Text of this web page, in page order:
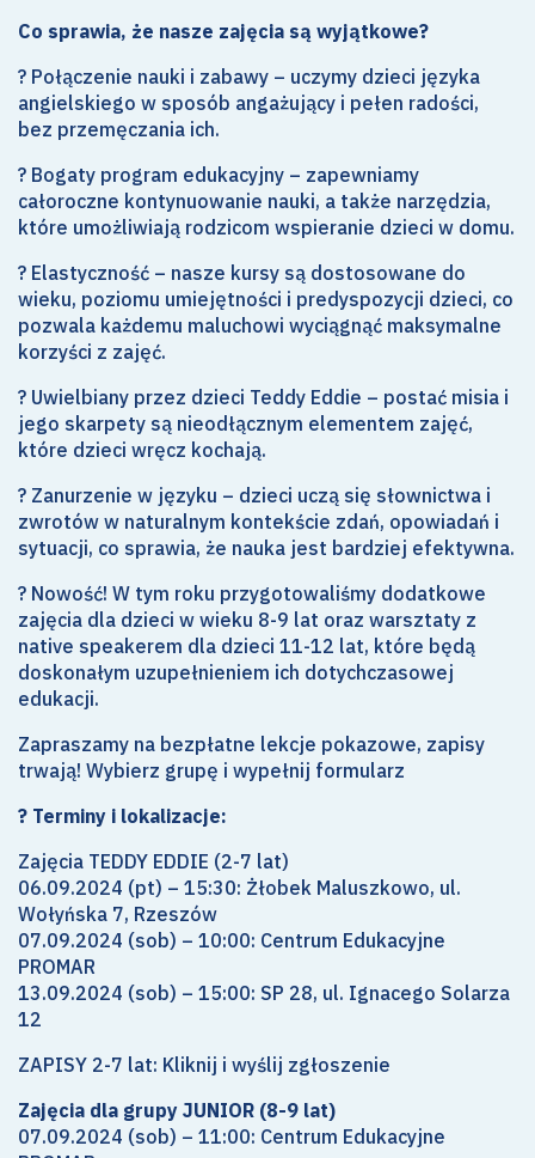
Co sprawia, że nasze zajęcia są wyjątkowe?
? Połączenie nauki i zabawy – uczymy dzieci języka
angielskiego w sposób angażujący i pełen radości,
bez przemęczania ich.
? Bogaty program edukacyjny – zapewniamy
całoroczne kontynuowanie nauki, a także narzędzia,
które umożliwiają rodzicom wspieranie dzieci w domu.
? Elastyczność – nasze kursy są dostosowane do
wieku, poziomu umiejętności i predyspozycji dzieci, co
pozwala każdemu maluchowi wyciągnąć maksymalne
korzyści z zajęć.
? Uwielbiany przez dzieci Teddy Eddie – postać misia i
jego skarpety są nieodłącznym elementem zajęć,
które dzieci wręcz kochają.
? Zanurzenie w języku – dzieci uczą się słownictwa i
zwrotów w naturalnym kontekście zdań, opowiadań i
sytuacji, co sprawia, że nauka jest bardziej efektywna.
? Nowość! W tym roku przygotowaliśmy dodatkowe
zajęcia dla dzieci w wieku 8-9 lat oraz warsztaty z
native speakerem dla dzieci 11-12 lat, które będą
doskonałym uzupełnieniem ich dotychczasowej
edukacji.
Zapraszamy na bezpłatne lekcje pokazowe, zapisy
trwają! Wybierz grupę i wypełnij formularz
? Terminy i lokalizacje:
Zajęcia TEDDY EDDIE (2-7 lat)
06.09.2024 (pt) – 15:30: Żłobek Maluszkowo, ul.
Wołyńska 7, Rzeszów
07.09.2024 (sob) – 10:00: Centrum Edukacyjne
PROMAR
13.09.2024 (sob) – 15:00: SP 28, ul. Ignacego Solarza
12
ZAPISY 2-7 lat: Kliknij i wyślij zgłoszenie
Zajęcia dla grupy JUNIOR (8-9 lat)
07.09.2024 (sob) – 11:00: Centrum Edukacyjne